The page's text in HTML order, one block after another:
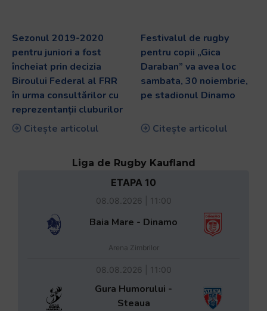
Sezonul 2019-2020
pentru juniori a fost
încheiat prin decizia
Biroului Federal al FRR
în urma consultărilor cu
reprezentanții cluburilor
Citește articolul
Festivalul de rugby
pentru copii „Gica
Daraban” va avea loc
sambata, 30 noiembrie,
pe stadionul Dinamo
Citește articolul
Liga de Rugby Kaufland
ETAPA 10
08.08.2026 | 11:00
Baia Mare - Dinamo
Arena Zimbrilor
08.08.2026 | 11:00
Gura Humorului -
Steaua